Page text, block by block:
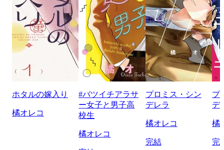
ホタルの嫁入り
橘オレコ
#バツイチアラサ
ー女子と男子高
校生
橘オレコ
プロミス・シン
デレラ
橘オレコ
完結
プ
デ
橘
完